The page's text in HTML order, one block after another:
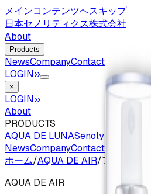
メインコンテンツへスキップ
日本セノリティクス株式会社
About
Products
NewsCompanyContact
LOGIN››
×
LOGIN››
About
PRODUCTS
AQUA DE LUNASenoly-Ce
NewsCompanyContact
ホーム/AQUA DE AIR/アクア ド
AQUA DE AIR